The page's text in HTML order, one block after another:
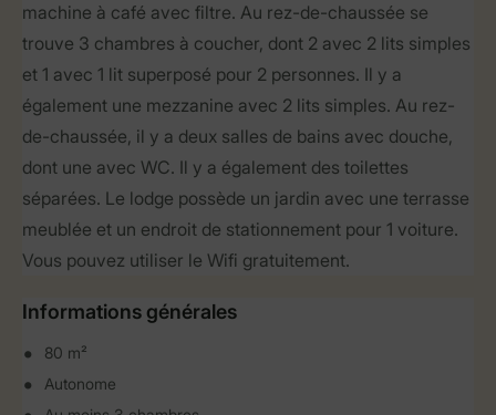
machine à café avec filtre. Au rez-de-chaussée se
trouve 3 chambres à coucher, dont 2 avec 2 lits simples
et 1 avec 1 lit superposé pour 2 personnes. Il y a
également une mezzanine avec 2 lits simples. Au rez-
de-chaussée, il y a deux salles de bains avec douche,
dont une avec WC. Il y a également des toilettes
séparées. Le lodge possède un jardin avec une terrasse
meublée et un endroit de stationnement pour 1 voiture.
Vous pouvez utiliser le Wifi gratuitement.
Informations générales
80 m²
Autonome